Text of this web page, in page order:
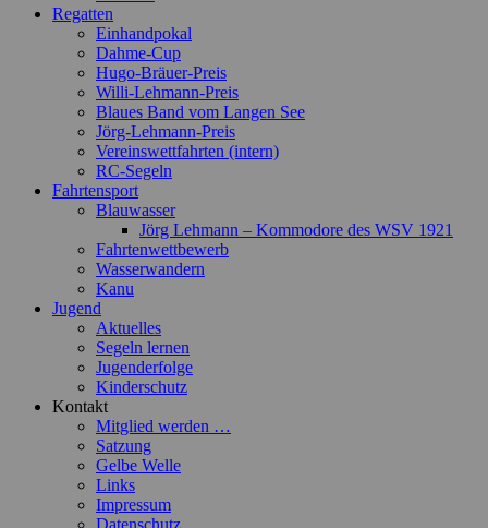
Regatten
Einhandpokal
Dahme-Cup
Hugo-Bräuer-Preis
Willi-Lehmann-Preis
Blaues Band vom Langen See
Jörg-Lehmann-Preis
Vereinswettfahrten (intern)
RC-Segeln
Fahrtensport
Blauwasser
Jörg Lehmann – Kommodore des WSV 1921
Fahrtenwettbewerb
Wasserwandern
Kanu
Jugend
Aktuelles
Segeln lernen
Jugenderfolge
Kinderschutz
Kontakt
Mitglied werden …
Satzung
Gelbe Welle
Links
Impressum
Datenschutz